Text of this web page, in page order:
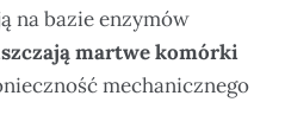
na bazie enzymów
martwe komórki
mechanicznego